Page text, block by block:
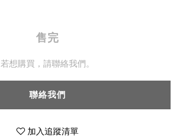
售完
若想購買，請聯絡我們。
聯絡我們
加入追蹤清單